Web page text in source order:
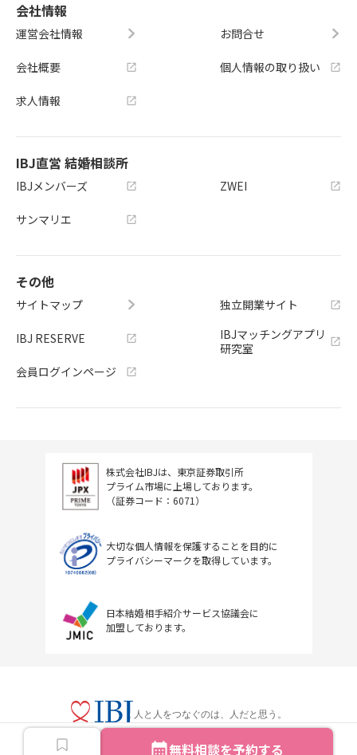
無料相談を予約する
会社情報
運営会社情報
会社概要
求人情報
お問合せ
個人情報の取り扱い
IBJ直営 結婚相談所
IBJメンバーズ
サンマリエ
ZWEI
その他
サイトマップ
IBJ RESERVE
会員ログインページ
独立開業サイト
IBJマッチングアプリ
研究室
株式会社IBJは、東京証券取引所
プライム市場に上場しております。
（証券コード：6071）
大切な個人情報を保護することを目的に
プライバシーマークを取得しています。
日本結婚相手紹介サービス協議会に
加盟しております。
人と人をつなぐのは、人だと思う。